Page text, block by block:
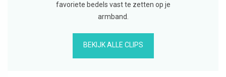
favoriete bedels vast te zetten op je
armband.
BEKIJK ALLE CLIPS